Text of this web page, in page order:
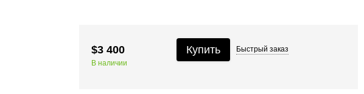
$3 400
В наличии
Купить Быстрый заказ